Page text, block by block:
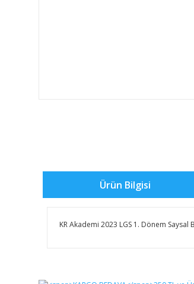
Ürün Bilgisi
KR Akademi 2023 LGS 1. Dönem
Görüş ve önerileriniz için teşekkür